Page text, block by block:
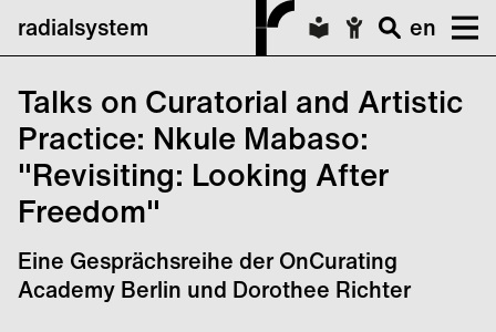
radialsystem en
Talks on Curatorial and Artistic
Practice: Nkule Mabaso:
"Revisiting: Looking After
Freedom"
Eine Gesprächsreihe der OnCurating
Academy Berlin und Dorothee Richter